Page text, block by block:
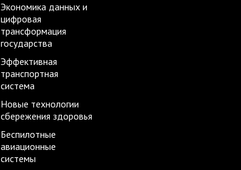
Экономика данных и
цифровая
трансформация
государства
Эффективная
транспортная
система
Новые технологии
сбережения здоровья
Беспилотные
авиационные
системы